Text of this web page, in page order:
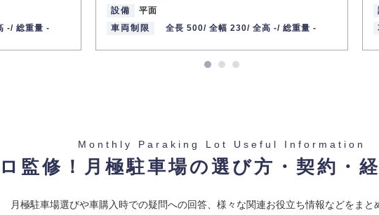
-/ 総重量 -
設備
平面
車両制限
全長 500/ 全幅 230/ 全高 -/ 総重量 -
Monthly Paraking Lot Useful Information
監修！月極駐車場の選び方・契約・
月極駐車場選びや車購入時での疑問への回答、様々な関連お役立ち情報などをまと